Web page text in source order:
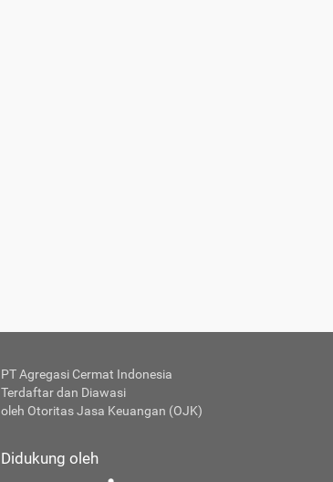
PT Agregasi Cermat Indonesia
Terdaftar dan Diawasi
oleh Otoritas Jasa Keuangan (OJK)
Didukung oleh